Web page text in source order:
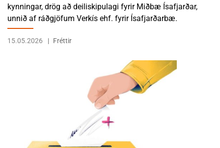
kynningar, drög að deiliskipulagi fyrir Miðbæ Ísafjarðar,
unnið af ráðgjöfum Verkís ehf. fyrir Ísafjarðarbæ.
15.05.2026 Fréttir
LESA FRÉTTINA AUGLÝSING UM KJÖRFUND VEGNA